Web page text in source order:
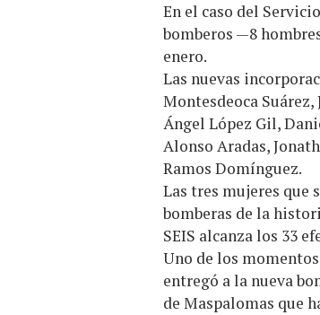
En el caso del
bomberos —8
enero.
Las nuevas
Montesdeoca
Ángel López Gil,
Alonso Aradas,
Ramos Domínguez.
Las tres mujeres que
bomberas de la
SEIS alcanza los 33
Uno de los
entregó a la nueva
de Maspalomas que